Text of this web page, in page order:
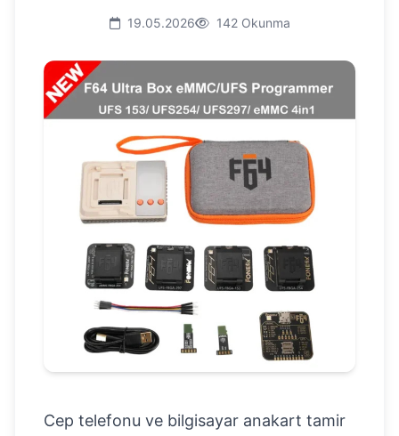
19.05.2026 142 Okunma
Cep telefonu ve bilgisayar anakart tamir